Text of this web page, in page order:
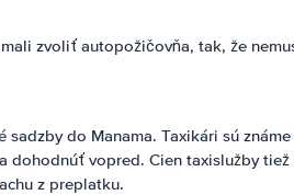
zvoliť autopožičovňa, tak, že
do Manama. Taxikári sú
vopred. Cien taxislužby
z preplatku.